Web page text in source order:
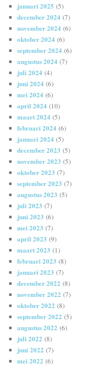
januari 2025 (5)
december 2024 (7)
november 2024 (6)
oktober 2024 (6)
september 2024 (6)
augustus 2024 (7)
juli 2024 (4)
juni 2024 (6)
mei 2024 (6)
april 2024 (10)
maart 2024 (5)
februari 2024 (6)
januari 2024 (5)
december 2023 (5)
november 2023 (5)
oktober 2023 (7)
september 2023 (7)
augustus 2023 (5)
juli 2023 (7)
juni 2023 (6)
mei 2023 (7)
april 2023 (9)
maart 2023 (1)
februari 2023 (8)
januari 2023 (7)
december 2022 (8)
november 2022 (7)
oktober 2022 (8)
september 2022 (5)
augustus 2022 (6)
juli 2022 (8)
juni 2022 (7)
mei 2022 (6)